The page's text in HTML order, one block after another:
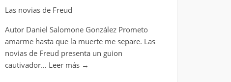
Las novias de Freud
Autor Daniel Salomone González Prometo
amarme hasta que la muerte me separe. Las
novias de Freud presenta un guion
cautivador… Leer más →